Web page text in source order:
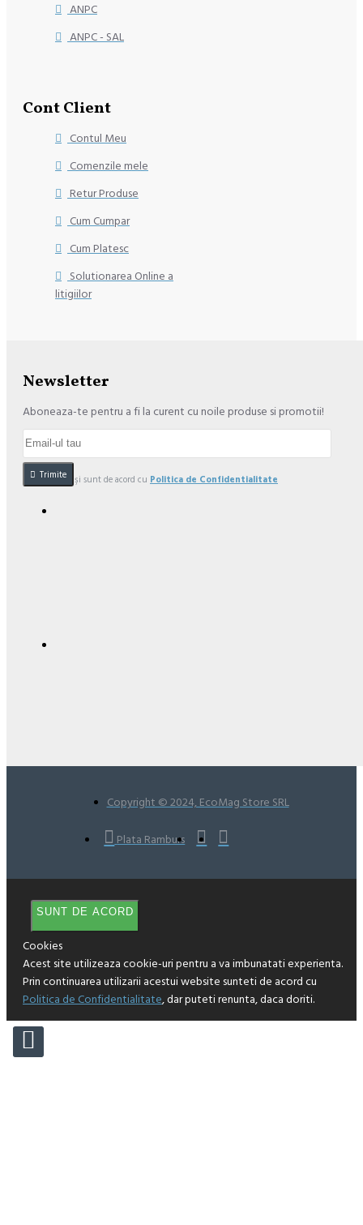
ANPC
ANPC - SAL
Cont Client
Contul Meu
Comenzile mele
Retur Produse
Cum Cumpar
Cum Platesc
Solutionarea Online a
litigiilor
Newsletter
Aboneaza-te pentru a fi la curent cu noile produse si promotii!
Trimite
Am citit şi sunt de acord cu Politica de Confidentialitate
Copyright © 2024, EcoMag Store SRL
Plata Ramburs
SUNT DE ACORD
Cookies
Acest site utilizeaza cookie-uri pentru a va imbunatati experienta.
Prin continuarea utilizarii acestui website sunteti de acord cu
Politica de Confidentialitate, dar puteti renunta, daca doriti.